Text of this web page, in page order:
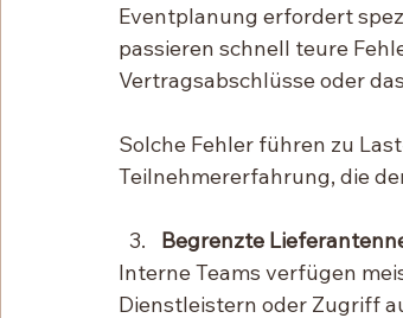
Eventplanung erfordert
passieren schnell teure
Vertragsabschlüsse oder
Solche Fehler führen zu
Teilnehmererfahrung, die
Begrenzte
Interne Teams verfügen
Dienstleistern oder Zugriff